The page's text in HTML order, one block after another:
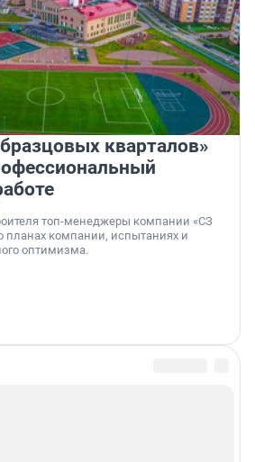
кварталов»
топ-менеджеры компании «СЗ
планах компании, испытаниях и
оптимизма.